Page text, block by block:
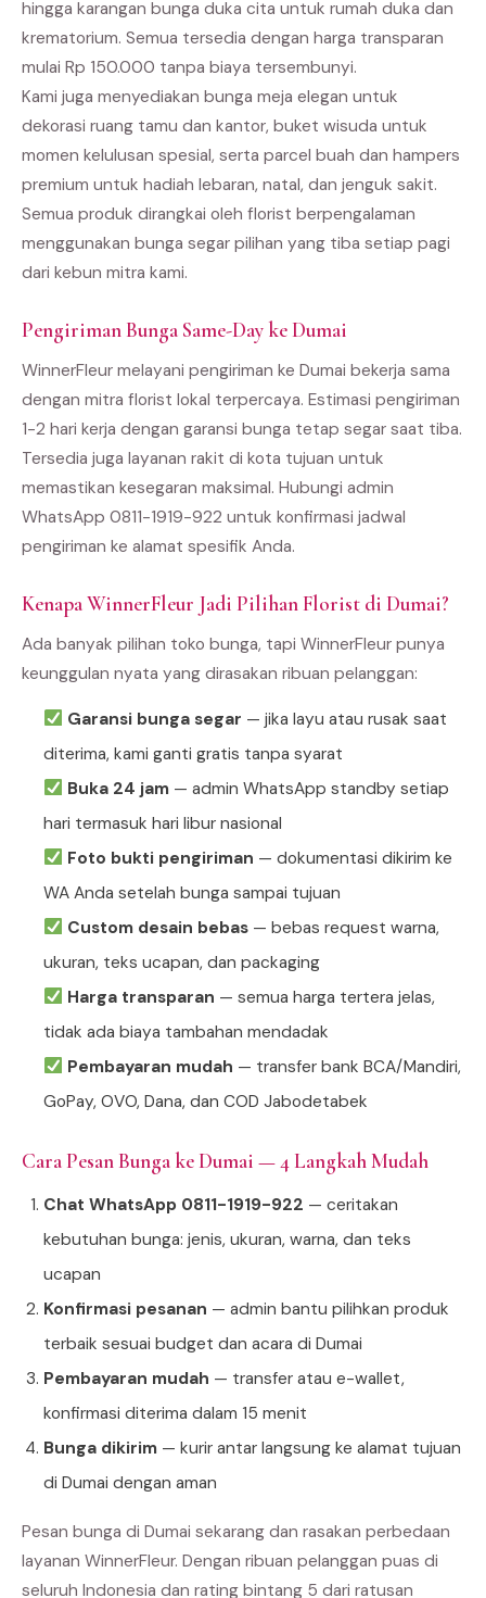
hingga karangan bunga duka cita untuk rumah duka dan
krematorium. Semua tersedia dengan harga transparan
mulai Rp 150.000 tanpa biaya tersembunyi.
Kami juga menyediakan bunga meja elegan untuk
dekorasi ruang tamu dan kantor, buket wisuda untuk
momen kelulusan spesial, serta parcel buah dan hampers
premium untuk hadiah lebaran, natal, dan jenguk sakit.
Semua produk dirangkai oleh florist berpengalaman
menggunakan bunga segar pilihan yang tiba setiap pagi
dari kebun mitra kami.
Pengiriman Bunga Same-Day ke Dumai
WinnerFleur melayani pengiriman ke Dumai bekerja sama
dengan mitra florist lokal terpercaya. Estimasi pengiriman
1-2 hari kerja dengan garansi bunga tetap segar saat tiba.
Tersedia juga layanan rakit di kota tujuan untuk
memastikan kesegaran maksimal. Hubungi admin
WhatsApp 0811-1919-922 untuk konfirmasi jadwal
pengiriman ke alamat spesifik Anda.
Kenapa WinnerFleur Jadi Pilihan Florist di Dumai?
Ada banyak pilihan toko bunga, tapi WinnerFleur punya
keunggulan nyata yang dirasakan ribuan pelanggan:
Garansi bunga segar — jika layu atau rusak saat
diterima, kami ganti gratis tanpa syarat
Buka 24 jam— admin WhatsApp standby setiap
hari termasuk hari libur nasional
Foto bukti pengiriman — dokumentasi dikirim ke
WA Anda setelah bunga sampai tujuan
Custom desain bebas— bebas request warna,
ukuran, teks ucapan, dan packaging
Harga transparan — semua harga tertera jelas,
tidak ada biaya tambahan mendadak
Pembayaran mudah — transfer bank BCA/Mandiri,
GoPay, OVO, Dana, dan COD Jabodetabek
Cara Pesan Bunga ke Dumai — 4 Langkah Mudah
Chat WhatsApp 0811-1919-922 — ceritakan
kebutuhan bunga: jenis, ukuran, warna, dan teks
ucapan
Konfirmasi pesanan — admin bantu pilihkan produk
terbaik sesuai budget dan acara di Dumai
Pembayaran mudah — transfer atau e-wallet,
konfirmasi diterima dalam 15 menit
Bunga dikirim — kurir antar langsung ke alamat tujuan
di Dumai dengan aman
Pesan bunga di Dumai sekarang dan rasakan perbedaan
layanan WinnerFleur. Dengan ribuan pelanggan puas di
seluruh Indonesia dan rating bintang 5 dari ratusan